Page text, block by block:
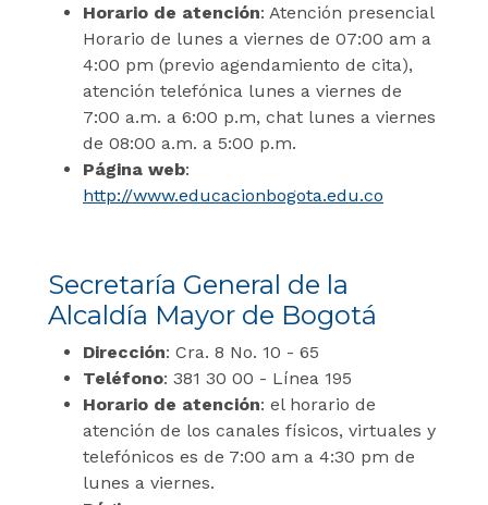
Horario de atención: Atención presencial
Horario de lunes a viernes de 07:00 am a
4:00 pm (previo agendamiento de cita),
atención telefónica lunes a viernes de
7:00 a.m. a 6:00 p.m, chat lunes a viernes
de 08:00 a.m. a 5:00 p.m.
Página web:
http://www.educacionbogota.edu.co
Secretaría General de la
Alcaldía Mayor de Bogotá
Dirección: Cra. 8 No. 10 - 65
Teléfono: 381 30 00 - Línea 195
Horario de atención: el horario de
atención de los canales físicos, virtuales y
telefónicos es de 7:00 am a 4:30 pm de
lunes a viernes.